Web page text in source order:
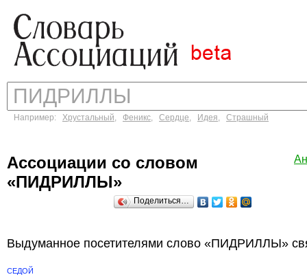
Например: Хрустальный, Феникс, Сердце, Идея, Страшный
Ассоциации со словом
«ПИДРИЛЛЫ»
Поделиться…
Выдуманное посетителями слово «ПИДРИЛЛЫ»
СЕДОЙ